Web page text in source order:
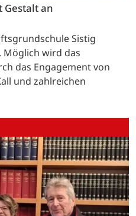
Gestalt an
Sistig
Möglich wird das
das Engagement von
und zahlreichen